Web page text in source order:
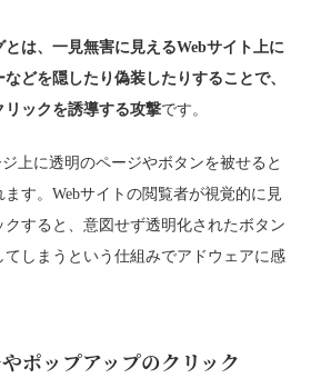
は、一見無害に見えるWebサイト上に
どを隠したり偽装したりすることで、
リックを誘導する攻撃です。
上に透明のページやボタンを被せると
す。Webサイトの閲覧者が視覚的に見
クすると、意図せず透明化されたボタン
しまうという仕組みでアドウェアに感
ポップアップのクリック